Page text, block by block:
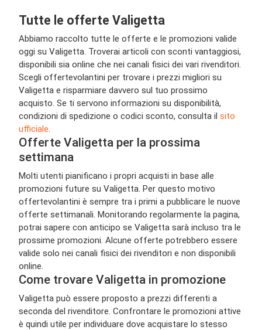
Tutte le offerte Valigetta
Abbiamo raccolto tutte le offerte e le promozioni valide
oggi su Valigetta. Troverai articoli con sconti vantaggiosi,
disponibili sia online che nei canali fisici dei vari rivenditori.
Scegli offertevolantini per trovare i prezzi migliori su
Valigetta e risparmiare davvero sul tuo prossimo
acquisto. Se ti servono informazioni su disponibilità,
condizioni di spedizione o codici sconto, consulta il sito
ufficiale
Offerte Valigetta per la prossima
settimana
Molti utenti pianificano i propri acquisti in base alle
promozioni future su Valigetta. Per questo motivo
offertevolantini è sempre tra i primi a pubblicare le nuove
offerte settimanali. Monitorando regolarmente la pagina,
potrai sapere con anticipo se Valigetta sarà incluso tra le
prossime promozioni. Alcune offerte potrebbero essere
valide solo nei canali fisici dei rivenditori e non disponibili
online.
Come trovare Valigetta in promozione
Valigetta può essere proposto a prezzi differenti a
seconda del rivenditore. Confrontare le promozioni attive
è quindi utile per individuare dove acquistare lo stesso